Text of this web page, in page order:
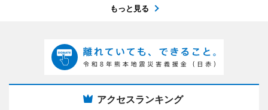
もっと見る
アクセスランキング